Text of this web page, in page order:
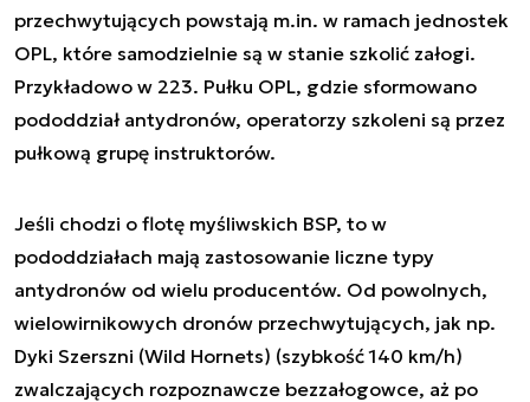
przechwytujących powstają m.in. w ramach jednostek
OPL, które samodzielnie są w stanie szkolić załogi.
Przykładowo w 223. Pułku OPL, gdzie sformowano
pododdział antydronów, operatorzy szkoleni są przez
pułkową grupę instruktorów.
Jeśli chodzi o flotę myśliwskich BSP, to w
pododdziałach mają zastosowanie liczne typy
antydronów od wielu producentów. Od powolnych,
wielowirnikowych dronów przechwytujących, jak np.
Dyki Szerszni (Wild Hornets) (szybkość 140 km/h)
zwalczających rozpoznawcze bezzałogowce, aż po